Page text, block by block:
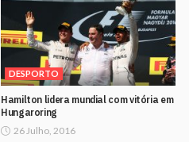
DESPORTO
Hamilton lidera mundial com vitória em
Hungaroring
26 Julho, 2016